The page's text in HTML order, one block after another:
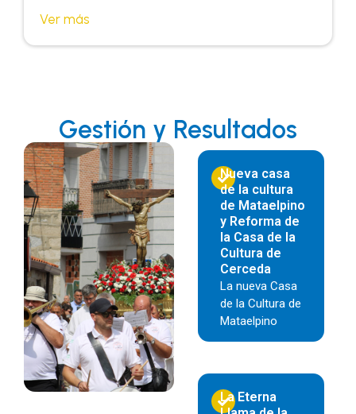
más
Gestión y Resultados
Nueva casa
de la cultura
de Mataelpino
y Reforma de
la Casa de la
Cultura de
Cerceda
La nueva Casa
de la Cultura de
Mataelpino
La Eterna